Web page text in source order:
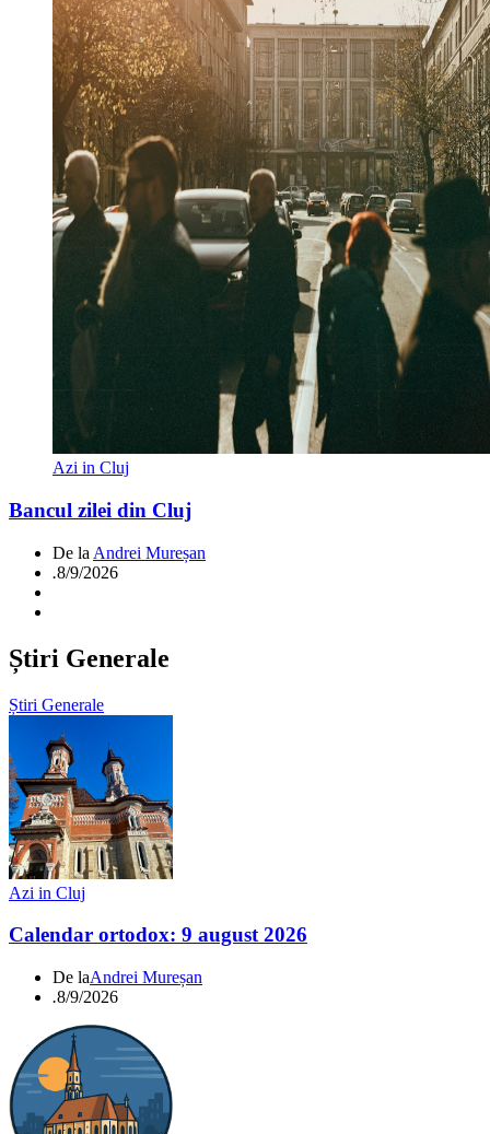
Azi in Cluj
Bancul zilei din Cluj
De la Andrei Mureșan
.8/9/2026
Știri Generale
Știri Generale
Azi in Cluj
Calendar ortodox: 9 august 2026
De laAndrei Mureșan
.8/9/2026